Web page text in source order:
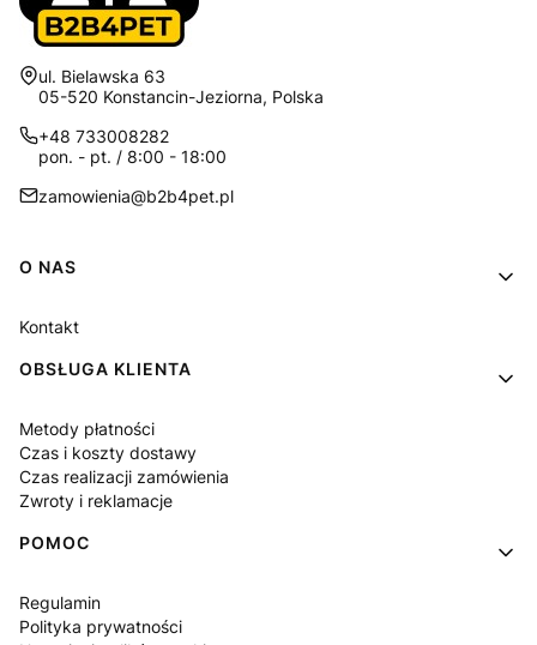
Adres:
ul. Bielawska 63
05-520 Konstancin-Jeziorna, Polska
+48 733008282
pon. - pt. / 8:00 - 18:00
zamowienia@b2b4pet.pl
Linki w stopce
O NAS
Kontakt
OBSŁUGA KLIENTA
Metody płatności
Czas i koszty dostawy
Czas realizacji zamówienia
Zwroty i reklamacje
POMOC
Regulamin
Polityka prywatności